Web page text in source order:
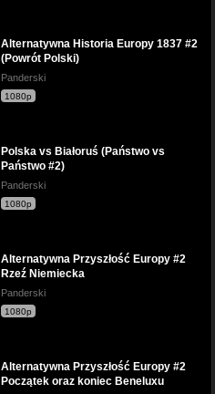
Alternatywna Historia Europy 1837 #2
(Powrót Polski)
Panderski
1080p
Polska vs Białoruś (Państwo vs
Państwo #2)
Panderski
1080p
Alternatywna Przyszłość Europy #2
Rzeź Niemiecka
Panderski
1080p
Alternatywna Przyszłość Europy #2
Początek oraz koniec Beneluxu